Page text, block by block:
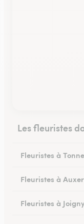
Les fleuristes
Fleuristes à
Fleuristes à
Fleuristes à